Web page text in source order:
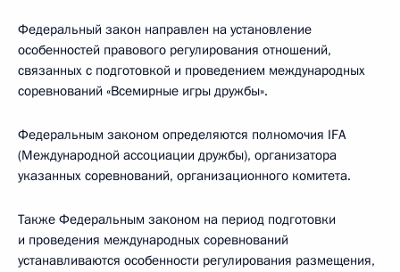
Федеральный закон направлен на установление
особенностей правового регулирования отношений,
связанных с подготовкой и проведением международных
соревнований «Всемирные игры дружбы».
Федеральным законом определяются полномочия IFA
(Международной ассоциации дружбы), организатора
указанных соревнований, организационного комитета.
Также Федеральным законом на период подготовки
и проведения международных соревнований
устанавливаются особенности регулирования размещения,